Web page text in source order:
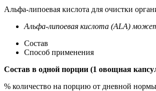
250mg
VCAPS
Альфа-липоевая кислота для очистки
Альфа-липоевая кислота (ALA)
Состав
Способ применения
Состав в одной порции (1 овощная
% количество на порцию от дневной нормы